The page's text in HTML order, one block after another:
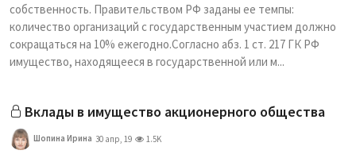
собственность. Правительством РФ заданы ее темпы:
количество организаций с государственным участием должно
сокращаться на 10% ежегодно.Согласно абз. 1 ст. 217 ГК РФ
имущество, находящееся в государственной или м...
Вклады в имущество акционерного общества
Шопина Ирина 30 апр, 19 1.5K